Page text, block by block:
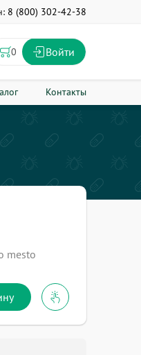
8 (800) 302-42-38
0 Войти
Контакты
mesto